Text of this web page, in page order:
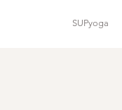
SUPyoga